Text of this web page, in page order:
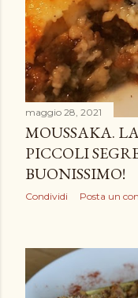
maggio 28, 2021
MOUSSAKA.
PICCOLI
BUONISSIMO!
Condividi Posta un